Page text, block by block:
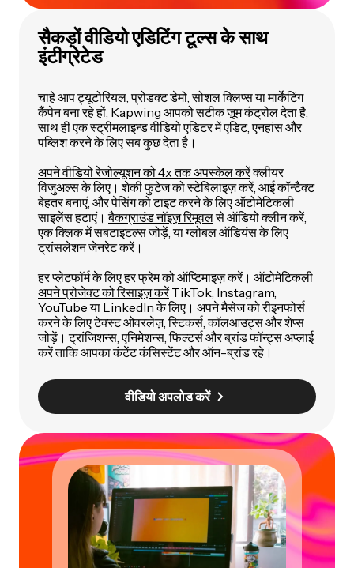
सैकड़ों वीडियो एडिटिंग टूल्स के साथ
इंटीग्रेटेड
चाहे आप ट्यूटोरियल, प्रोडक्ट डेमो, सोशल क्लिप्स या मार्केटिंग
कैंपेन बना रहे हों, Kapwing आपको सटीक ज़ूम कंट्रोल देता है,
साथ ही एक स्ट्रीमलाइन्ड वीडियो एडिटर में एडिट, एनहांस और
पब्लिश करने के लिए सब कुछ देता है।
अपने वीडियो रेजोल्यूशन को 4x तक अपस्केल करेंक्लीयर
विजुअल्स के लिए। शेकी फुटेज को स्टेबिलाइज़ करें, आई कॉन्टैक्ट
बेहतर बनाएं, और पेसिंग को टाइट करने के लिए ऑटोमेटिकली
साइलेंस हटाएं।बैकग्राउंड नॉइज़ रिमूवलसे ऑडियो क्लीन करें,
एक क्लिक में सबटाइटल्स जोड़ें, या ग्लोबल ऑडियंस के लिए
ट्रांसलेशन जेनरेट करें।
हर प्लेटफॉर्म के लिए हर फ्रेम को ऑप्टिमाइज़ करें। ऑटोमेटिकली
अपने प्रोजेक्ट को रिसाइज़ करेंTikTok, Instagram,
YouTube या LinkedIn के लिए। अपने मैसेज को रीइनफोर्स
करने के लिए टेक्स्ट ओवरलेज़, स्टिकर्स, कॉलआउट्स और शेप्स
जोड़ें। ट्रांजिशन्स, एनिमेशन्स, फिल्टर्स और ब्रांड फॉन्ट्स अप्लाई
करें ताकि आपका कंटेंट कंसिस्टेंट और ऑन-ब्रांड रहे।
वीडियो अपलोड करें